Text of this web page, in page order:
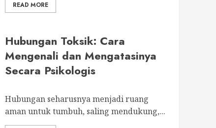
READ MORE
Hubungan Toksik: Cara
Mengenali dan Mengatasinya
Secara Psikologis
Hubungan seharusnya menjadi ruang
aman untuk tumbuh, saling mendukung,...